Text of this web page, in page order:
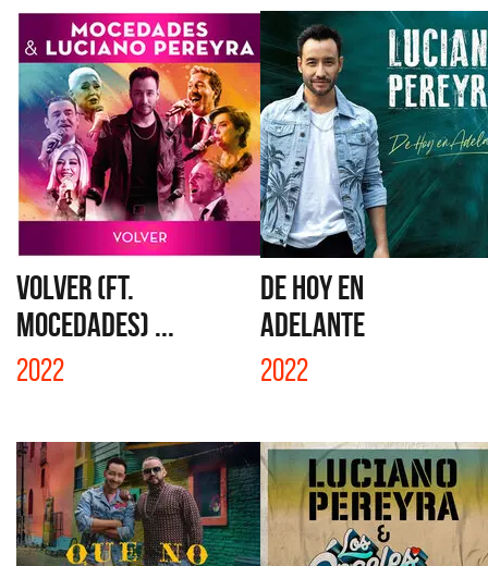
VOLVER (FT.
MOCEDADES) ...
2022
DE HOY EN
ADELANTE
2022